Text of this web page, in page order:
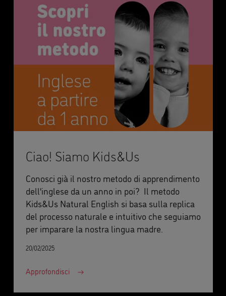
Ciao! Siamo Kids&Us
Conosci già il nostro metodo di apprendimento
dell'inglese da un anno in poi? Il metodo
Kids&Us Natural English si basa sulla replica
del processo naturale e intuitivo che seguiamo
per imparare la nostra lingua madre.
20/02/2025
Approfondisci